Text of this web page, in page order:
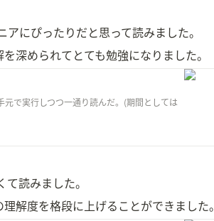
にぴったりだと思って読みました。
深められてとても勉強になりました。
元で実行しつつ一通り読んだ。(期間としては
読みました。
解度を格段に上げることができました。